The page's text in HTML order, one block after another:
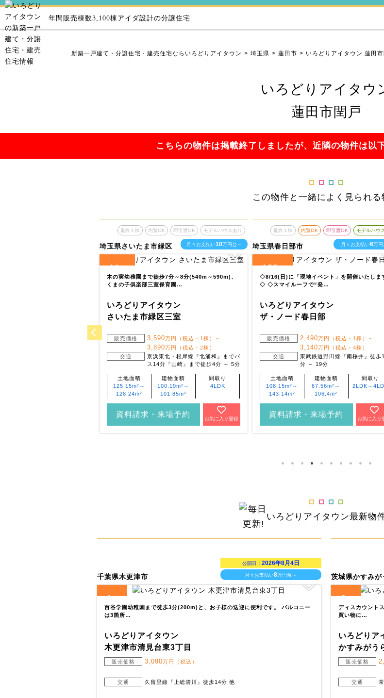
年間販売棟数3,100棟アイダ設計の分譲住宅
新築一戸建て・分譲住宅・建売住宅ならいろどりアイタウン 埼玉県 蓮田市 いろどりアイタウン 蓮田
いろどりアイタウ
蓮田市閏戸
こちらの物件は掲載終了しましたが、近隣の物件は以
この物件と一緒によく見られる
埼玉県さいたま市緑区
最終１棟 内覧OK 即引渡OK モデルハウスあり
月々お支払い10万円台～
11
木の実幼稚園まで徒歩7分～8分(540m～590m)、
くまの子倶楽部三室保育園…
いろどりアイタウン
さいたま市緑区三室
販売価格 3,590万円（税込・1棟）～
3,890万円（税込・2棟）
交通
京浜東北・根岸線『北浦和』までバ
ス14分『山崎』まで徒歩4分 ～ 5分
土地面積
125.15m²～
128.24m²
建物面積
100.19m²～
101.85m²
間取り
4LDK
資料請求・来場予約
お気に入り登録
埼玉県春日部市
最終１棟 内覧OK 即引渡OK モデルハウ
月々お支払い6万円
128
◇8/16(日)に「現地イベント」を開催いたしま
◇ ◇スマイルーフで“発…
いろどりアイタウン
ザ・ノード春日部
販売価格 2,490万円（税込・1棟）～
3,140万円（税込・4棟）
交通
東武鉄道野田線『南桜井』徒歩
分 ～ 19分
土地面積
108.15m²～
143.14m²
建物面積
67.56m²～
106.4m²
間取り
2LDK～
資料請求・来場予約
お気に入り
いろどりアイタウン最新物
千葉県木更津市
公開日： 2026年8月4日
月々お支払い8万円台～
1
百谷学園幼稚園まで徒歩3分(200m)と、お子様の送迎に便利です。 バルコニー
は3箇所…
いろどりアイタウン
木更津市清見台東3丁目
販売価格 3,090万円（税込）
交通 久留里線『上総清川』徒歩14分 他
茨城県かすみが
2
ディスカウント
買い物に…
いろどりア
かすみがう
販売価格
交通